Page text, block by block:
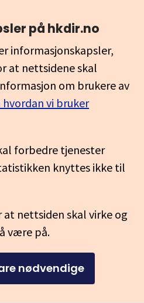
på hkdir.no
informasjonskapsler,
at nettsidene skal
om brukere av
hvordan vi bruker
forbedre tjenester
knyttes ikke til
at nettsiden skal virke og
være på.
nødvendige